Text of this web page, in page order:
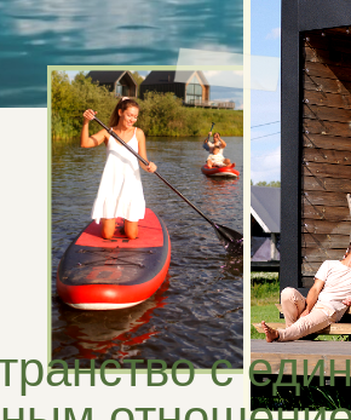
с единой
отношением к
пейзажа.